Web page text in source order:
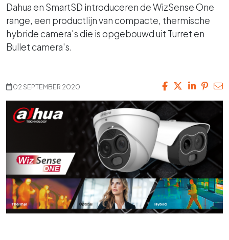
Dahua en SmartSD introduceren de WizSense One
range, een productlijn van compacte, thermische
hybride camera's die is opgebouwd uit Turret en
Bullet camera's.
02 SEPTEMBER 2020